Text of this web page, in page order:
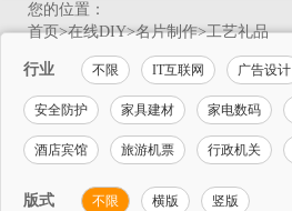
您的位置：
首页>在线DIY>名片制作>工艺礼品
行业 不限 IT互联网 广告设计
安全防护 家具建材 家电数码
酒店宾馆 旅游机票 行政机关
版式 不限 横版 竖版